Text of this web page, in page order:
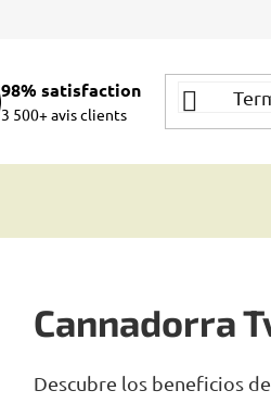
98% satisfaction
3 500+ avis clients
Cannadorra
Descubre los beneficios